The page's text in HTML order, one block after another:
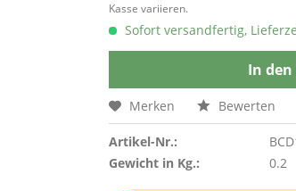
Kasse variieren.
Sofort versandfertig,
In den
Merken Bewerten
Artikel-Nr.:
Gewicht in Kg.:
0.2